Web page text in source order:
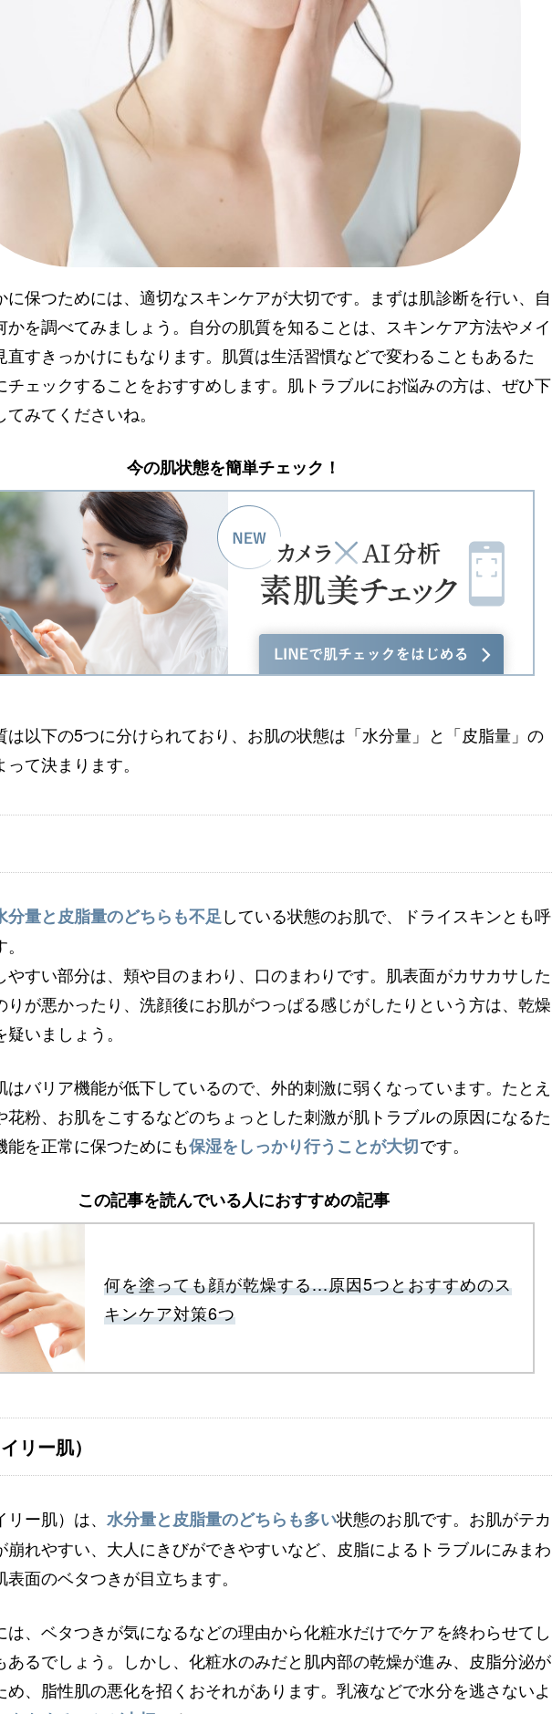
に保つためには、適切なスキンケアが大切です。まずは肌診断を行い、自
かを調べてみましょう。自分の肌質を知ることは、スキンケア方法やメイ
直すきっかけにもなります。肌質は生活習慣などで変わることもあるた
チェックすることをおすすめします。肌トラブルにお悩みの方は、ぜひ下
みてくださいね。
今の肌状態を簡単チェック！
は以下の5つに分けられており、お肌の状態は「水分量」と「皮脂量」の
て決まります。
分量と皮脂量のどちらも不足している状態のお肌で、ドライスキンとも呼
やすい部分は、頬や目のまわり、口のまわりです。肌表面がカサカサした
りが悪かったり、洗顔後にお肌がつっぱる感じがしたりという方は、乾燥
いましょう。
はバリア機能が低下しているので、外的刺激に弱くなっています。たとえ
花粉、お肌をこするなどのちょっとした刺激が肌トラブルの原因になるた
能を正常に保つためにも保湿をしっかり行うことが大切です。
この記事を読んでいる人におすすめの記事
何を塗っても顔が乾燥する...原因5つとおすすめのス
キンケア対策6つ
リー肌）
リー肌）は、水分量と皮脂量のどちらも多い状態のお肌です。お肌がテカ
崩れやすい、大人にきびができやすいなど、皮脂によるトラブルにみまわ
面のベタつきが目立ちます。
は、ベタつきが気になるなどの理由から化粧水だけでケアを終わらせてし
あるでしょう。しかし、化粧水のみだと肌内部の乾燥が進み、皮脂分泌が
め、脂性肌の悪化を招くおそれがあります。乳液などで水分を逃さないよ